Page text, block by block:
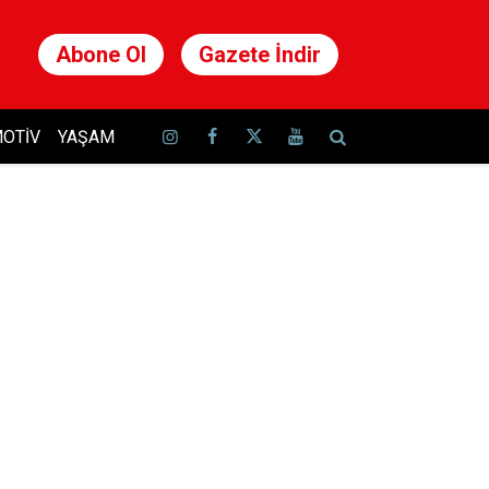
Abone Ol Gazete İndir
YAŞAM